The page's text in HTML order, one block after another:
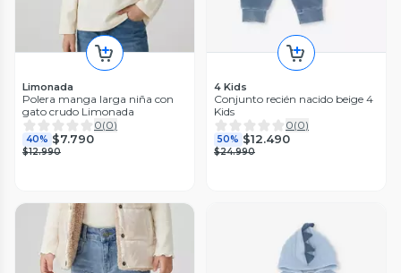
Limonada
Polera manga larga niña con
gato crudo Limonada
0(0)
40% $7.790
$12.990
4 Kids
Conjunto recién nacido beige 4
Kids
0(0)
50% $12.490
$24.990